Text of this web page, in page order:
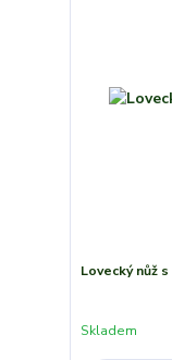
Lovecký nůž
Skladem